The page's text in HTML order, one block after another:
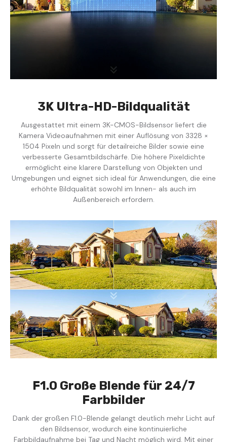
3K Ultra-HD-Bildqualität
Ausgestattet mit einem 3K-CMOS-Bildsensor liefert die
Kamera Videoaufnahmen mit einer Auflösung von 3328 ×
1504 Pixeln und sorgt für detailreiche Bilder sowie eine
verbesserte Gesamtbildschärfe. Die höhere Pixeldichte
ermöglicht eine klarere Darstellung von Objekten und
Umgebungen und eignet sich ideal für Anwendungen, die eine
erhöhte Bildqualität sowohl im Innen- als auch im
Außenbereich erfordern.
F1.0 Große Blende für 24/7
Farbbilder
Dank der großen F1.0-Blende gelangt deutlich mehr Licht auf
den Bildsensor, wodurch eine kontinuierliche
Farbbildaufnahme bei Tag und Nacht möglich wird. Mit einer